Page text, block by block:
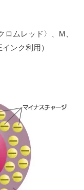
ムレッド〉、M、
ンク利用）